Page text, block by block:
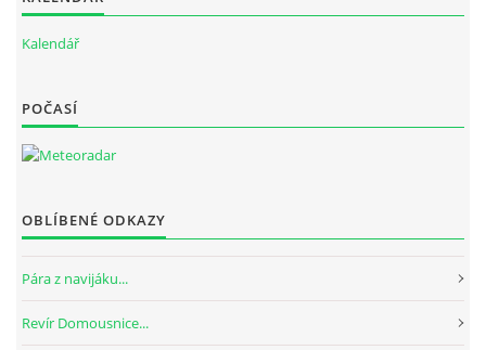
Kalendář
POČASÍ
OBLÍBENÉ ODKAZY
Pára z navijáku...
Revír Domousnice...